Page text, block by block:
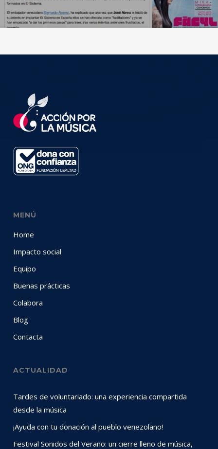
MENÚ
Home
Impacto social
Equipo
Buenas prácticas
Colabora
Blog
Contacta
ACTUALIDAD
Tardes de voluntariado: una experiencia compartida
desde la música
¡Ayuda con tu donación al pueblo venezolano!
Festival Sonidos del Verano: un cierre lleno de música,